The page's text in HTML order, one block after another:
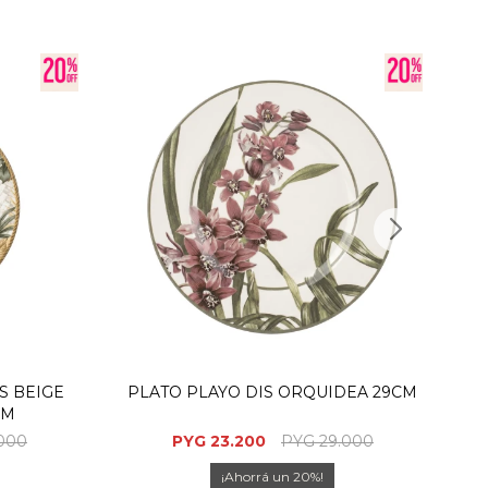
BEIGE
PLATO PLAYO DIS ORQUIDEA 29CM
PYG 23.200 PYG 29.000
20